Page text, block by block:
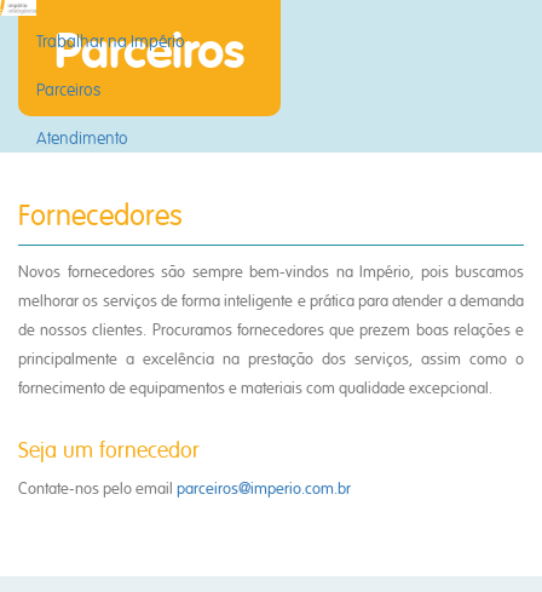
Trabalhar na Império
Parceiros
Atendimento
Parceiros
Fornecedores
Novos fornecedores são sempre bem-vindos na Império, pois buscamos
melhorar os serviços de forma inteligente e prática para atender a demanda
de nossos clientes. Procuramos fornecedores que prezem boas relações e
principalmente a excelência na prestação dos serviços, assim como o
fornecimento de equipamentos e materiais com qualidade excepcional.
Seja um fornecedor
Contate-nos pelo email parceiros@imperio.com.br